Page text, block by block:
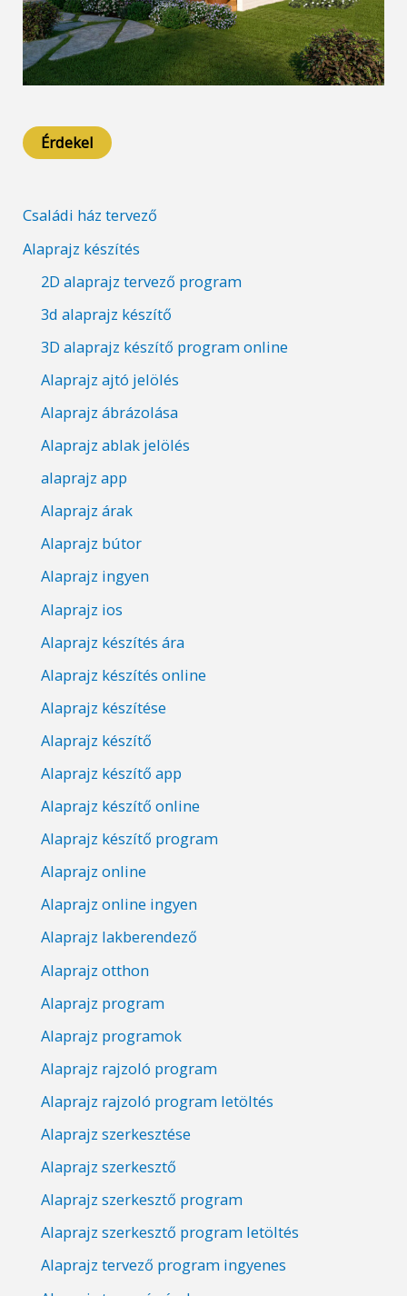
Érdekel
Családi ház tervező
Alaprajz készítés
2D alaprajz tervező program
3d alaprajz készítő
3D alaprajz készítő program online
Alaprajz ajtó jelölés
Alaprajz ábrázolása
Alaprajz ablak jelölés
alaprajz app
Alaprajz árak
Alaprajz bútor
Alaprajz ingyen
Alaprajz ios
Alaprajz készítés ára
Alaprajz készítés online
Alaprajz készítése
Alaprajz készítő
Alaprajz készítő app
Alaprajz készítő online
Alaprajz készítő program
Alaprajz online
Alaprajz online ingyen
Alaprajz lakberendező
Alaprajz otthon
Alaprajz program
Alaprajz programok
Alaprajz rajzoló program
Alaprajz rajzoló program letöltés
Alaprajz szerkesztése
Alaprajz szerkesztő
Alaprajz szerkesztő program
Alaprajz szerkesztő program letöltés
Alaprajz tervező program ingyenes